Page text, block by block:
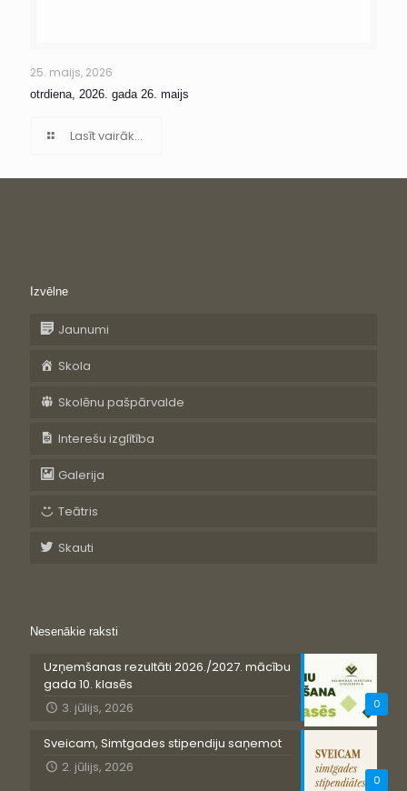
25. maijs, 2026
otrdiena, 2026. gada 26. maijs
Lasīt vairāk...
Izvēlne
Jaunumi
Skola
Skolēnu pašpārvalde
Interešu izglītība
Galerija
Teātris
Skauti
Nesenākie raksti
0
Uzņemšanas rezultāti 2026./2027. mācību
gada 10. klasēs
3. jūlijs, 2026
0
Sveicam, Simtgades stipendiju saņemot
2. jūlijs, 2026